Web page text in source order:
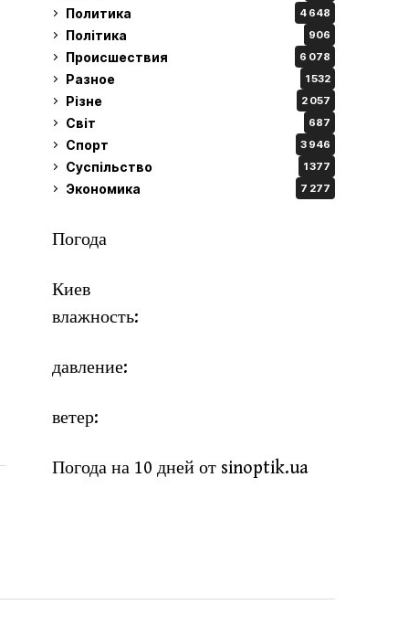
Политика 4 648
Політика 906
Происшествия 6 078
Разное 1 532
Різне 2 057
Світ 687
Спорт 3 946
Суспільство 1 377
Экономика 7 277
Погода
Киев
влажность:
давление:
ветер:
Погода на 10 дней от sinoptik.ua